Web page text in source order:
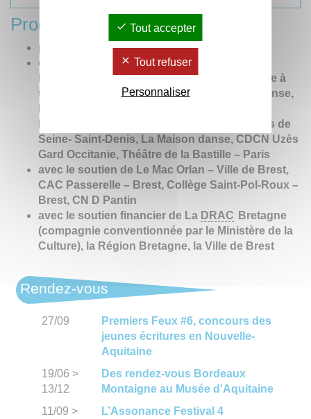
Production et coproduction:
production Association Lola Gat
coproduction Le Quartz, scène nationale de
Brest, Le Gymnase CDCN de Roubaix, Danse à
tous les étages scène de territoire pour la danse,
Rencontres chorégraphiques internationales de
Seine- Saint-Denis, La Maison danse, CDCN Uzès
Gard Occitanie, Théâtre de la Bastille – Paris
avec le soutien de Le Mac Orlan – Ville de Brest,
CAC Passerelle – Brest, Collège Saint-Pol-Roux –
Brest, CN D Pantin
avec le soutien financier de La DRAC Bretagne
(compagnie conventionnée par le Ministère de la
Culture), la Région Bretagne, la Ville de Brest
Rendez-vous
27/09
Premiers Feux #6, concours des
jeunes écritures en Nouvelle-
Aquitaine
19/06 >
13/12
Des rendez-vous Bordeaux
Montaigne au Musée d'Aquitaine
11/09 >
L’Assonance Festival 4
Tout accepter
Tout refuser
Personnaliser